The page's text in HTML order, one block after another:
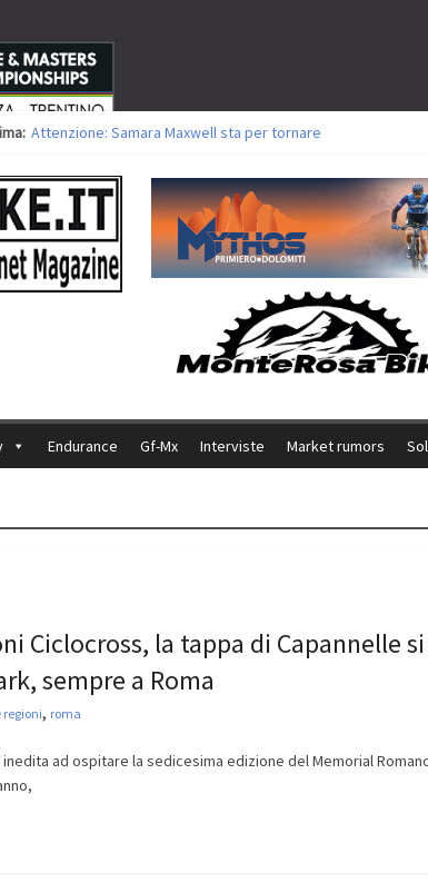
Attenzione: Samara Maxwell sta per tornare
Europei XCO: vittorie per Ghibaudo, Grossmann e Gallis.
35ª Marathon Bike della Brianza: l’ultima sfida agonistica
Europei MTB: il Team Relay firma il secondo argento
Endurance Gf-Mx Interviste Market rumors
Ciclocross, la tappa di Capannelle
sempre a Roma
regioni, roma
ad ospitare la sedicesima edizione del Memorial